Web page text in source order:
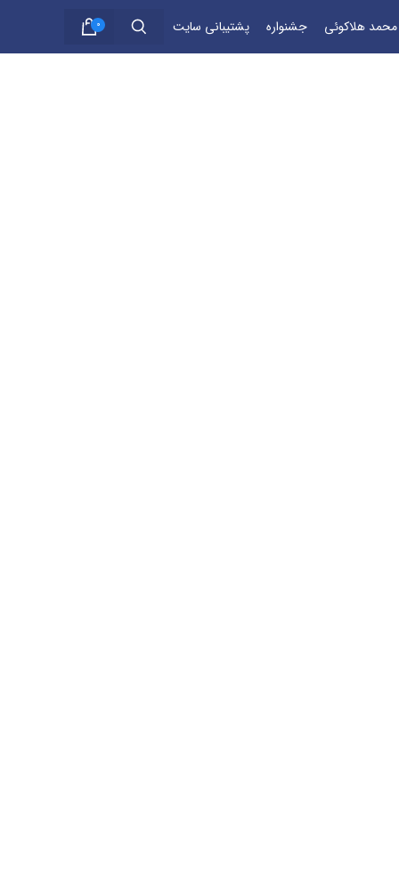
محمد هلاکوئی جشنواره پشتیبانی سایت 0